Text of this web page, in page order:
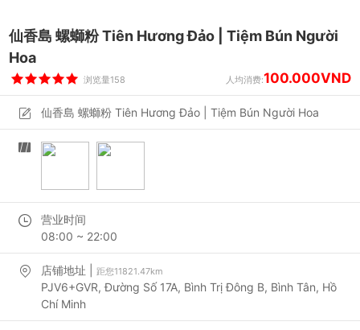
仙香島 螺螄粉 Tiên Hương Đảo | Tiệm Bún Người
Hoa
浏览量158 人均消费:100.000VND
仙香島 螺螄粉 Tiên Hương Đảo | Tiệm Bún Người Hoa
营业时间
08:00 ~ 22:00
店铺地址 | 距您11821.47km
PJV6+GVR, Đường Số 17A, Bình Trị Đông B, Bình Tân, Hồ
Chí Minh